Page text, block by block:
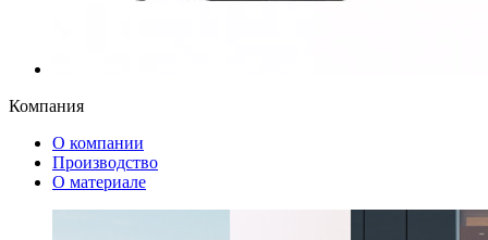
Компания
О компании
Производство
О материале